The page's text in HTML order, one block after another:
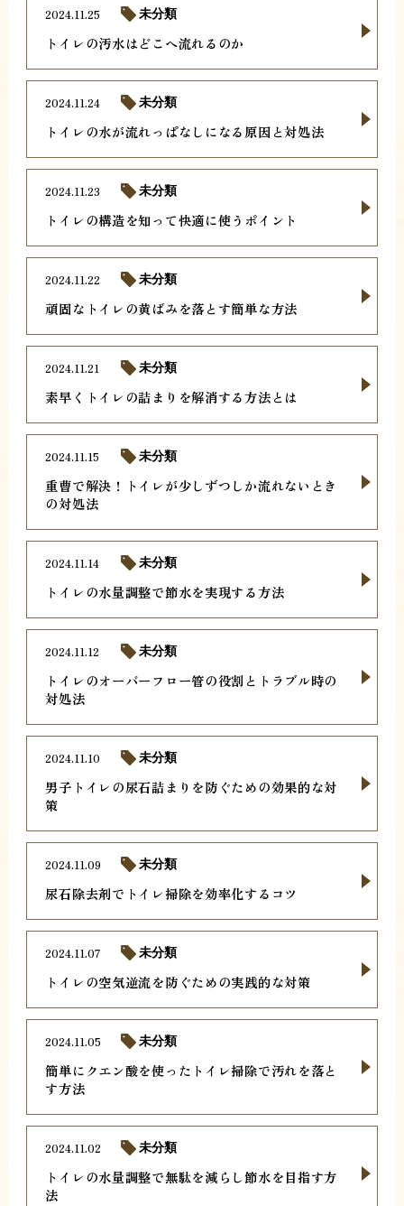
トイレの汚水はどこへ流れるのか
2024.11.25 未分類
トイレの水が流れっぱなしになる原因と対処法
2024.11.24 未分類
トイレの構造を知って快適に使うポイント
2024.11.23 未分類
頑固なトイレの黄ばみを落とす簡単な方法
2024.11.22 未分類
素早くトイレの詰まりを解消する方法とは
2024.11.21 未分類
重曹で解決！トイレが少しずつしか流れないとき
の対処法
2024.11.15 未分類
トイレの水量調整で節水を実現する方法
2024.11.14 未分類
トイレのオーバーフロー管の役割とトラブル時の
対処法
2024.11.12 未分類
男子トイレの尿石詰まりを防ぐための効果的な対
策
2024.11.10 未分類
尿石除去剤でトイレ掃除を効率化するコツ
2024.11.09 未分類
トイレの空気逆流を防ぐための実践的な対策
2024.11.07 未分類
簡単にクエン酸を使ったトイレ掃除で汚れを落と
す方法
2024.11.05 未分類
トイレの水量調整で無駄を減らし節水を目指す方
法
2024.11.02 未分類